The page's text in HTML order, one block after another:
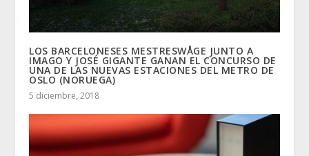
LOS BARCELONESES MESTRESWÅGE JUNTO A
IMAGO Y JOSÉ GIGANTE GANAN EL CONCURSO DE
UNA DE LAS NUEVAS ESTACIONES DEL METRO DE
OSLO (NORUEGA)
5 diciembre, 2018